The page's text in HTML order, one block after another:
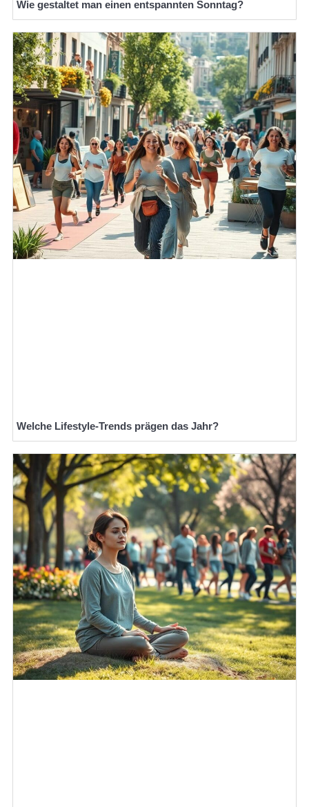
Wie gestaltet man einen entspannten Sonntag?
Welche Lifestyle-Trends prägen das Jahr?